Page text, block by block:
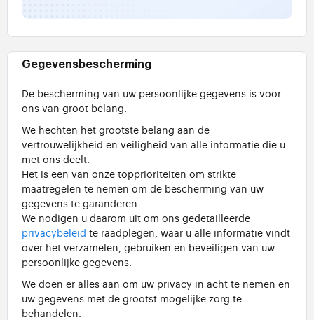
Gegevensbescherming
De bescherming van uw persoonlijke gegevens is voor
ons van groot belang.
We hechten het grootste belang aan de
vertrouwelijkheid en veiligheid van alle informatie die u
met ons deelt.
Het is een van onze topprioriteiten om strikte
maatregelen te nemen om de bescherming van uw
gegevens te garanderen.
We nodigen u daarom uit om ons gedetailleerde
privacybeleid te raadplegen, waar u alle informatie vindt
over het verzamelen, gebruiken en beveiligen van uw
persoonlijke gegevens.
We doen er alles aan om uw privacy in acht te nemen en
uw gegevens met de grootst mogelijke zorg te
behandelen.